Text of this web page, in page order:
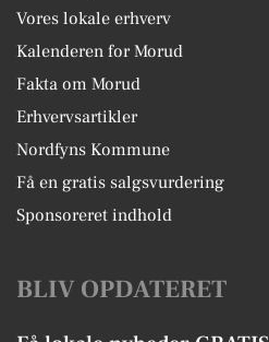
Vores lokale erhverv
Kalenderen for Morud
Fakta om Morud
Erhvervsartikler
Nordfyns Kommune
Få en gratis salgsvurdering
Sponsoreret indhold
BLIV OPDATERET